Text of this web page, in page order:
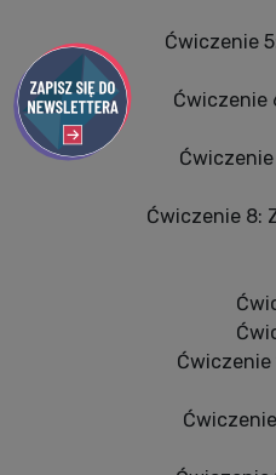
Ćwiczenie
Ćwiczenie
Ćwiczenie 8: